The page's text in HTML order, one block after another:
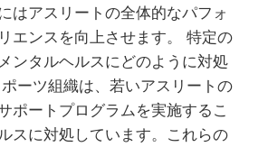
はアスリートの全体的なパフォ
エンスを向上させます。 特定の
ンタルヘルスにどのように対処
ーツ組織は、若いアスリートの
ポートプログラムを実施するこ
スに対処しています。これらの